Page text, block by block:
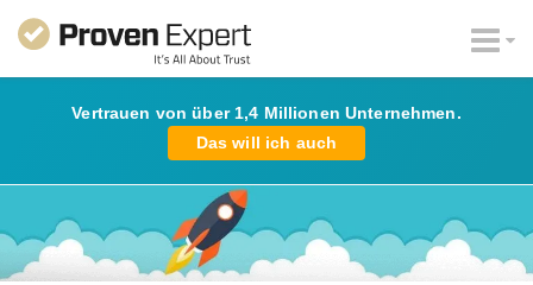
Vertrauen von über 1,4 Millionen Unternehmen.
Das will ich auch